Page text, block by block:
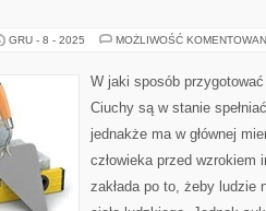
GRU - 8 - 2025 MOŻLIWOŚĆ
W jaki sposób
Ciuchy są w stanie
jednakże ma w głównej
człowieka przed wzrokiem
zakłada po to, żeby ludzie